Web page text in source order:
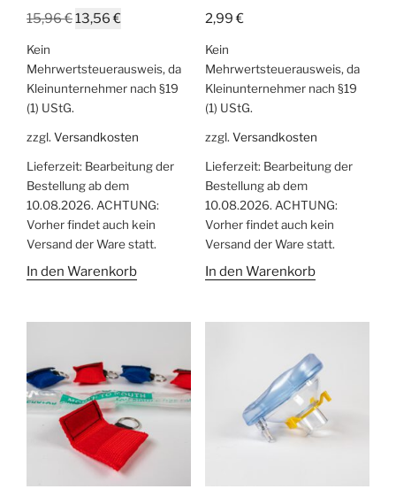
15,96€Ursprünglicher
15,96 €
13,56€Aktueller
13,56 €.
Kein
Mehrwertsteuerausweis, da
Kleinunternehmer nach §19
(1) UStG.
zzgl. Versandkosten
Lieferzeit: Bearbeitung der
Bestellung ab dem
10.08.2026. ACHTUNG:
Vorher findet auch kein
Versand der Ware statt.
In den Warenkorb
2,99€
Kein
Mehrwertsteuerausweis, da
Kleinunternehmer nach §19
(1) UStG.
zzgl. Versandkosten
Lieferzeit: Bearbeitung der
Bestellung ab dem
10.08.2026. ACHTUNG:
Vorher findet auch kein
Versand der Ware statt.
In den Warenkorb